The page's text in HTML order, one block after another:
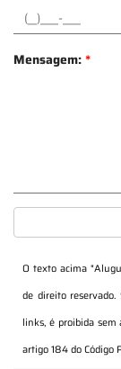
Mensagem:*
O texto acima "
de direito
links, é proibida
artigo 184 do Código